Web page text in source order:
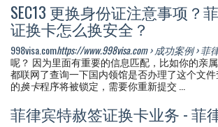
SEC13 更换身份证注意事项？
证换卡怎么换安全？
998visa.comhttps://www.998visa.com › 成功案例 ›
呢？ 因为里面有重要的信息匹配，比如你的亲
都联网了查询一下国内领馆是否办理了这个文
的换卡程序将被锁定，需要你重新提交 ...
菲律宾特赦签证换卡业务 - 菲